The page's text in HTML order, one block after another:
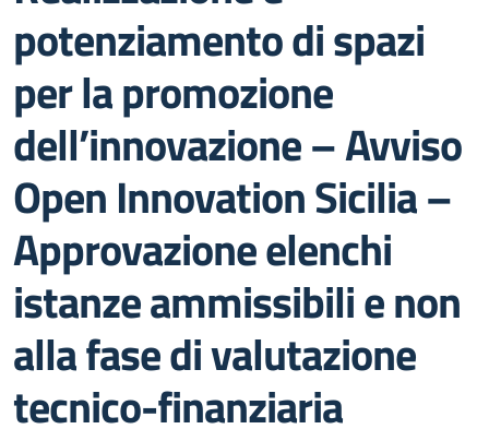
potenziamento di spazi
per la promozione
dell’innovazione – Avviso
Open Innovation Sicilia –
Approvazione elenchi
istanze ammissibili e non
alla fase di valutazione
tecnico-finanziaria